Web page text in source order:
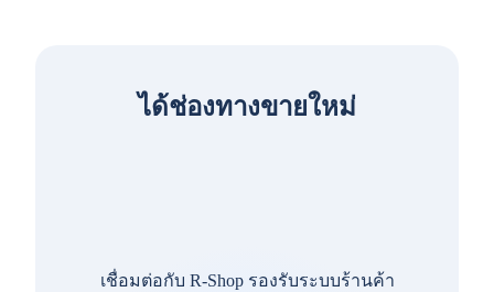
ได้ช่องทางขายใหม่
เชื่อมต่อกับ R-Shop รองรับระบบร้านค้า